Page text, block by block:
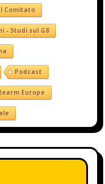
Comitato
- Studi sul G8
Podcast
Europe